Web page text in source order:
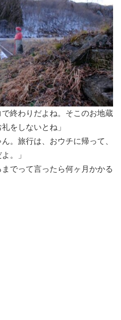
終わりだよね。そこのお地蔵
をしないとね」
。旅行は、おウチに帰って、
。」
でって言ったら何ヶ月かかる